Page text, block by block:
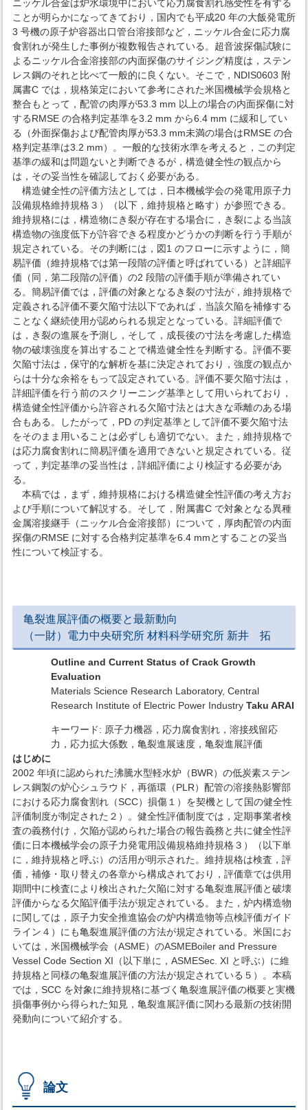
ニッケル合金は炉水環境中において応力腐食割れ感受性を有する
ことが明らかになってきており，国内でも平成20 年の大飯発電所
3 号機の原子炉容器出口管台溶接部など，ニッケル合金に応力腐
食割れが発生した事例が複数報告されている。超音波探傷試験に
よるニッケル合金溶接部の内面探傷のサイジング精度は，ステン
レス鋼のそれと比べて一般的に良くない。そこで，NDIS0603 附
属書C では，規格策定において参考にされた米国機械学会規格と
整合もとって，配管の肉厚が53.3 mm 以上の場合の内面探傷に対
するRMSE の合格判定基準を3.2 mm から6.4 mm に緩和してい
る（外面探傷および配管肉厚が53.3 mm未満の場合はRMSE の合
格判定基準は3.2 mm）。一般的な技術水準を考えると，この判定
基準の緩和は問題ないと判断できるが，構造健全性の観点から
は，その妥当性を確認しておく必要がある。
構造健全性の評価方法としては，日本機械学会の発電用原子力
設備規格維持規格３）（以下，維持規格と略す）が参照できる。
維持規格には，構造物にき裂が存在する場合に，き裂による当該
構造物の強度低下が許容できる程度かどうかの判断を行う手順が
規定されている。その判断には，図1 のフローに示すように，簡
易評価（維持規格では第一段階の評価と呼ばれている）と詳細評
価（同，第二段階の評価）の2 段階の評価手順が準備されてい
る。簡易評価では，評価の対象となるき裂の寸法が，維持規格で
定義される評価不要欠陥寸法以下であれば，当該欠陥を補修する
ことなく継続使用が認められる規定となっている。詳細評価で
は，き裂の進展を予測し，そして，成長後の寸法を考慮した構造
物の破壊強度を算出することで構造健全性を判断する。評価不要
欠陥寸法は，保守的な解析を基に決定されており，強度の観点か
らは十分な余裕をもって設定されている。評価不要欠陥寸法は，
詳細評価を行う前のスクリーニング基準として用いられており，
構造健全性評価から許容される欠陥寸法とは大きな乖離のある場
合もある。したがって，PD の判定基準として評価不要欠陥寸法
をそのまま用いることは必ずしも適切でない。また，維持規格で
は応力腐食割れに簡易評価を適用できないと規定されている。従
って，判定基準の妥当性は，詳細評価により検証する必要があ
る。
本稿では，まず，維持規格における構造健全性評価の考え方お
よび手順について解説する。そして，附属書C で対象となる異種
金属溶接継手（ニッケル合金溶接部）について，厚肉配管の内面
探傷のRMSE に対する合格判定基準を6.4 mmとすることの妥当
性について検証する。
亀裂進展評価の概要と最新動向
（一財）電力中央研究所 材料科学研究所 新井 拓
Outline and Current Status of Crack Growth
Evaluation
Materials Science Research Laboratory, Central
Research Institute of Electric Power Industry Taku ARAI
キーワード: 原子力機器，応力腐食割れ，溶接残留応
力，応力拡大係数，亀裂進展速度，亀裂進展評価
はじめに
2002 年頃に認められた沸騰水型軽水炉（BWR）の低炭素ステン
レス鋼製の炉心シュラウド，再循環（PLR）配管の溶接熱影響部
における応力腐食割れ（SCC）損傷１）を契機として国の健全性
評価制度が制定された２）。健全性評価制度では，定期事業者検
査の義務付け，欠陥が認められた場合の報告義務と共に健全性評
価に日本機械学会の原子力発電用設備規格維持規格３）（以下単
に，維持規格と呼ぶ）の活用が明示された。維持規格は検査，評
価，補修・取り替えの各章から構成されており，評価章では供用
期間中に検査により検出された欠陥に対する亀裂進展評価と破壊
評価からなる欠陥評価手法が規定されている。また，炉内構造物
に関しては，原子力安全推進協会の炉内構造物等点検評価ガイド
ライン４）にも亀裂進展評価の方法が規定されている。米国にお
いては，米国機械学会（ASME）のASMEBoiler and Pressure
Vessel Code Section XI（以下単に，ASMESec. XI と呼ぶ）に維
持規格と同様の亀裂進展評価の方法が規定されている５）。本稿
では，SCC を対象に維持規格に基づく亀裂進展評価の概要と実機
損傷事例から得られた知見，亀裂進展評価に関わる最新の技術開
発動向について紹介する。
論文